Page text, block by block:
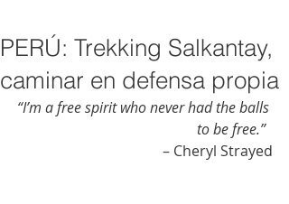
PERÚ: Trekking Salkantay,
caminar en defensa propia
“I’m a free spirit who never had the balls
to be free.”
– Cheryl Strayed